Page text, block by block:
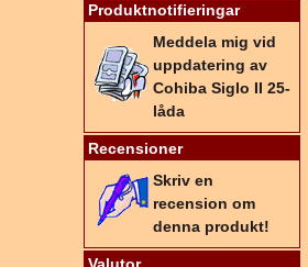
Produktnotifieringar
Meddela mig vid
uppdatering av
Cohiba Siglo II 25-
låda
Recensioner
Skriv en
recension om
denna produkt!